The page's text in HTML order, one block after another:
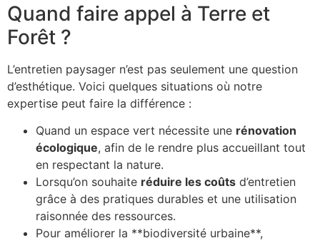
Quand faire appel à Terre et
Forêt ?
L’entretien paysager n’est pas seulement une question
d’esthétique. Voici quelques situations où notre
expertise peut faire la différence :
Quand un espace vert nécessite une rénovation
écologique, afin de le rendre plus accueillant tout
en respectant la nature.
Lorsqu’on souhaite réduire les coûts d’entretien
grâce à des pratiques durables et une utilisation
raisonnée des ressources.
Pour améliorer la **biodiversité urbaine**,